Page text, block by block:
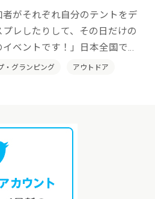
がそれぞれ自分のテントをデ
レしたりして、その日だけの
ベントです！」日本全国でそ
デコキャン」を開催していき
・グランピング アウトドア